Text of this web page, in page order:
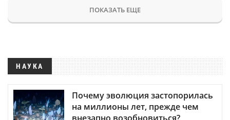
ПОКАЗАТЬ ЕЩЕ
НАУКА
Почему эволюция застопорилась
на миллионы лет, прежде чем